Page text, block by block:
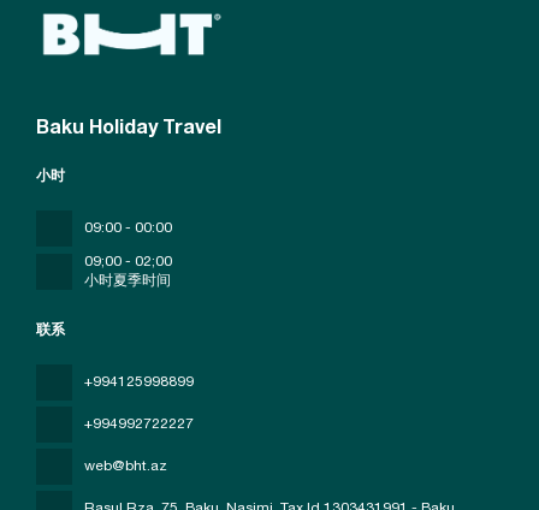
Baku Holiday Travel
联系
+994125998899
+994992722227
web@bht.az
小时
09:00 - 00:00
09;00 - 02;00
小时夏季时间